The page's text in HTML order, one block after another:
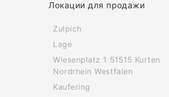
Локации для продажи
Zulpich
Lage
Wiesenplatz 1 51515 Kurten
Nordrhein Westfalen
Kaufering